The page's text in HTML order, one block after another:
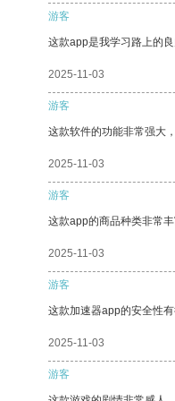
游客
这款app是我学习路上的
2025-11-03
游客
这款软件的功能非常强大
2025-11-03
游客
这款app的商品种类非常
2025-11-03
游客
这款加速器app的安全性
2025-11-03
游客